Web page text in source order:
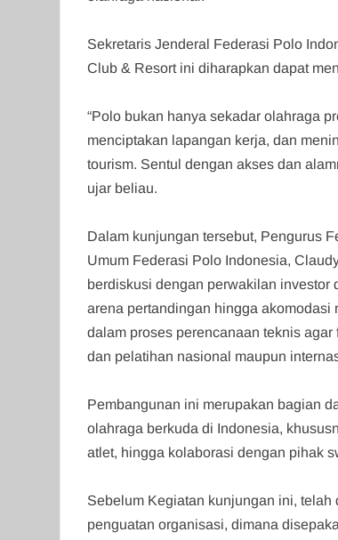
‎Sekretaris Jenderal Federasi Polo
Club & Resort ini diharapkan dapat
‎“Polo bukan hanya sekadar olahraga
menciptakan lapangan kerja, dan
tourism. Sentul dengan akses dan
ujar beliau.
‎Dalam kunjungan tersebut, Pengurus
Umum Federasi Polo Indonesia,
berdiskusi dengan perwakilan investor
arena pertandingan hingga akomodasi
dalam proses perencanaan teknis
dan pelatihan nasional maupun
‎Pembangunan ini merupakan bagian
olahraga berkuda di Indonesia,
atlet, hingga kolaborasi dengan pihak
‎Sebelum Kegiatan kunjungan ini,
penguatan organisasi, dimana